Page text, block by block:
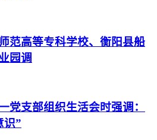
范高等专科学校、衡阳县船
园调
党支部组织生活会时强调：
识”